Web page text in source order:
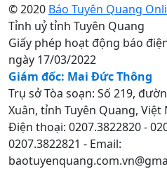
© 2020 Báo Tuyên Quang
Tỉnh uỷ tỉnh Tuyên Quang
Giấy phép hoạt động báo
ngày 17/03/2022
Giám đốc: Mai Đức Thông
Trụ sở Tòa soạn: Số 219,
Xuân, tỉnh Tuyên Quang, Việt
Điện thoại: 0207.3822820 -
0207.3822821 - Email: